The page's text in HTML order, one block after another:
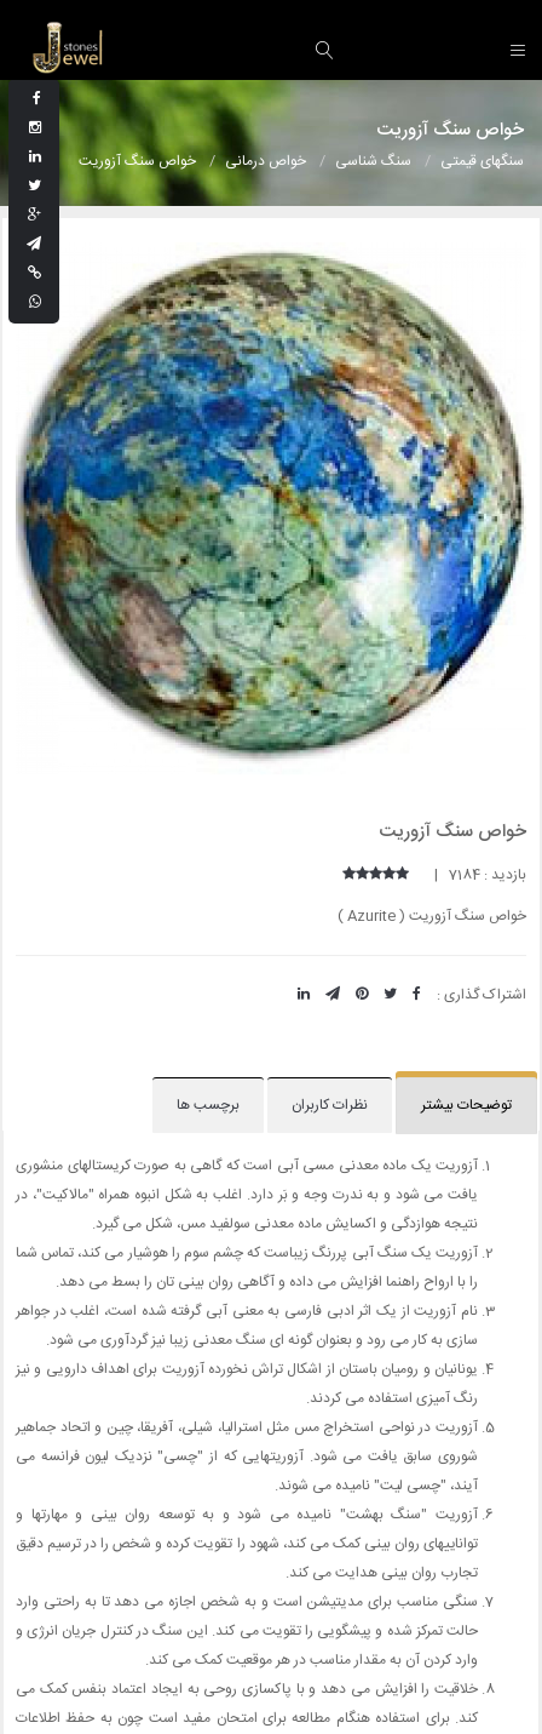
خواص سنگ آزوریت
سنگهای قیمتی سنگ شناسی خواص درمانی خواص سنگ آزوریت
خواص سنگ آزوریت
بازدید : 7184 |
خواص سنگ آزوریت ( Azurite )
اشتراک گذاری :
توضیحات بیشتر نظرات کاربران برچسب ها
آزوریت یک ماده معدنی مسی آبی است که گاهی به صورت کریستالهای منشوری
یافت می شود و به ندرت وجه و بَر دارد. اغلب به شکل انبوه همراه "مالاکیت"، در
نتیجه هوازدگی و اکسایش ماده معدنی سولفید مس، شکل می گیرد.
آزوریت یک سنگ آبی پررنگ زیباست که چشم سوم را هوشیار می کند، تماس شما
را با ارواح راهنما افزایش می داده و آگاهی روان بینی تان را بسط می دهد.
نام آزوریت از یک اثر ادبی فارسی به معنی آبی گرفته شده است، اغلب در جواهر
سازی به کار می رود و بعنوان گونه ای سنگ معدنی زیبا نیز گردآوری می شود.
یونانیان و رومیان باستان از اشکال تراش نخورده آزوریت برای اهداف دارویی و نیز
رنگ آمیزی استفاده می کردند.
آزوریت در نواحی استخراج مس مثل استرالیا، شیلی، آفریقا، چین و اتحاد جماهیر
شوروی سابق یافت می شود. آزوریتهایی که از "چسی" نزدیک لیون فرانسه می
آیند، "چسی لیت" نامیده می شوند.
آزوریت "سنگ بهشت" نامیده می شود و به توسعه روان بینی و مهارتها و
تواناییهای روان بینی کمک می کند، شهود را تقویت کرده و شخص را در ترسیم دقیق
تجارب روان بینی هدایت می کند.
سنگی مناسب برای مدیتیشن است و به شخص اجازه می دهد تا به راحتی وارد
حالت تمرکز شده و پیشگویی را تقویت می کند. این سنگ در کنترل جریان انرژی و
وارد کردن آن به مقدار مناسب در هر موقعیت کمک می کند.
خلاقیت را افزایش می دهد و با پاکسازی روحی به ایجاد اعتماد بنفس کمک می
کند. برای استفاده هنگام مطالعه برای امتحان مفید است چون به حفظ اطلاعات